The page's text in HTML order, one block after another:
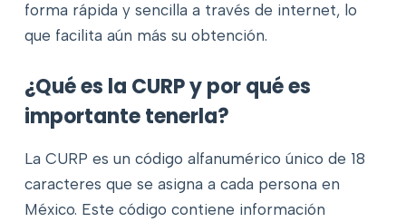
forma rápida y sencilla a través de internet, lo
que facilita aún más su obtención.
¿Qué es la CURP y por qué es
importante tenerla?
La CURP es un código alfanumérico único de 18
caracteres que se asigna a cada persona en
México. Este código contiene información